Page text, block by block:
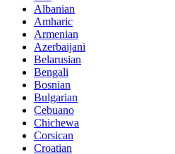
Albanian
Amharic
Armenian
Azerbaijani
Belarusian
Bengali
Bosnian
Bulgarian
Cebuano
Chichewa
Corsican
Croatian